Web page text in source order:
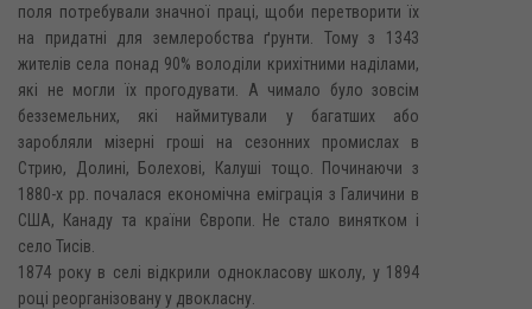
поля потребували значної праці, щоби перетворити їх
на придатні для землеробства ґрунти. Тому з 1343
жителів села понад 90% володіли крихітними наділами,
які не могли їх прогодувати. А чимало було зовсім
безземельних, які наймитували у багатших або
заробляли мізерні гроші на сезонних промислах в
Стрию, Долині, Болехові, Калуші тощо. Починаючи з
1880-х рр. почалася економічна еміграція з Галичини в
США, Канаду та країни Європи. Не стало винятком і
село Тисів.
1874 року в селі відкрили однокласову школу, у 1894
році реорганізовану у двокласну.